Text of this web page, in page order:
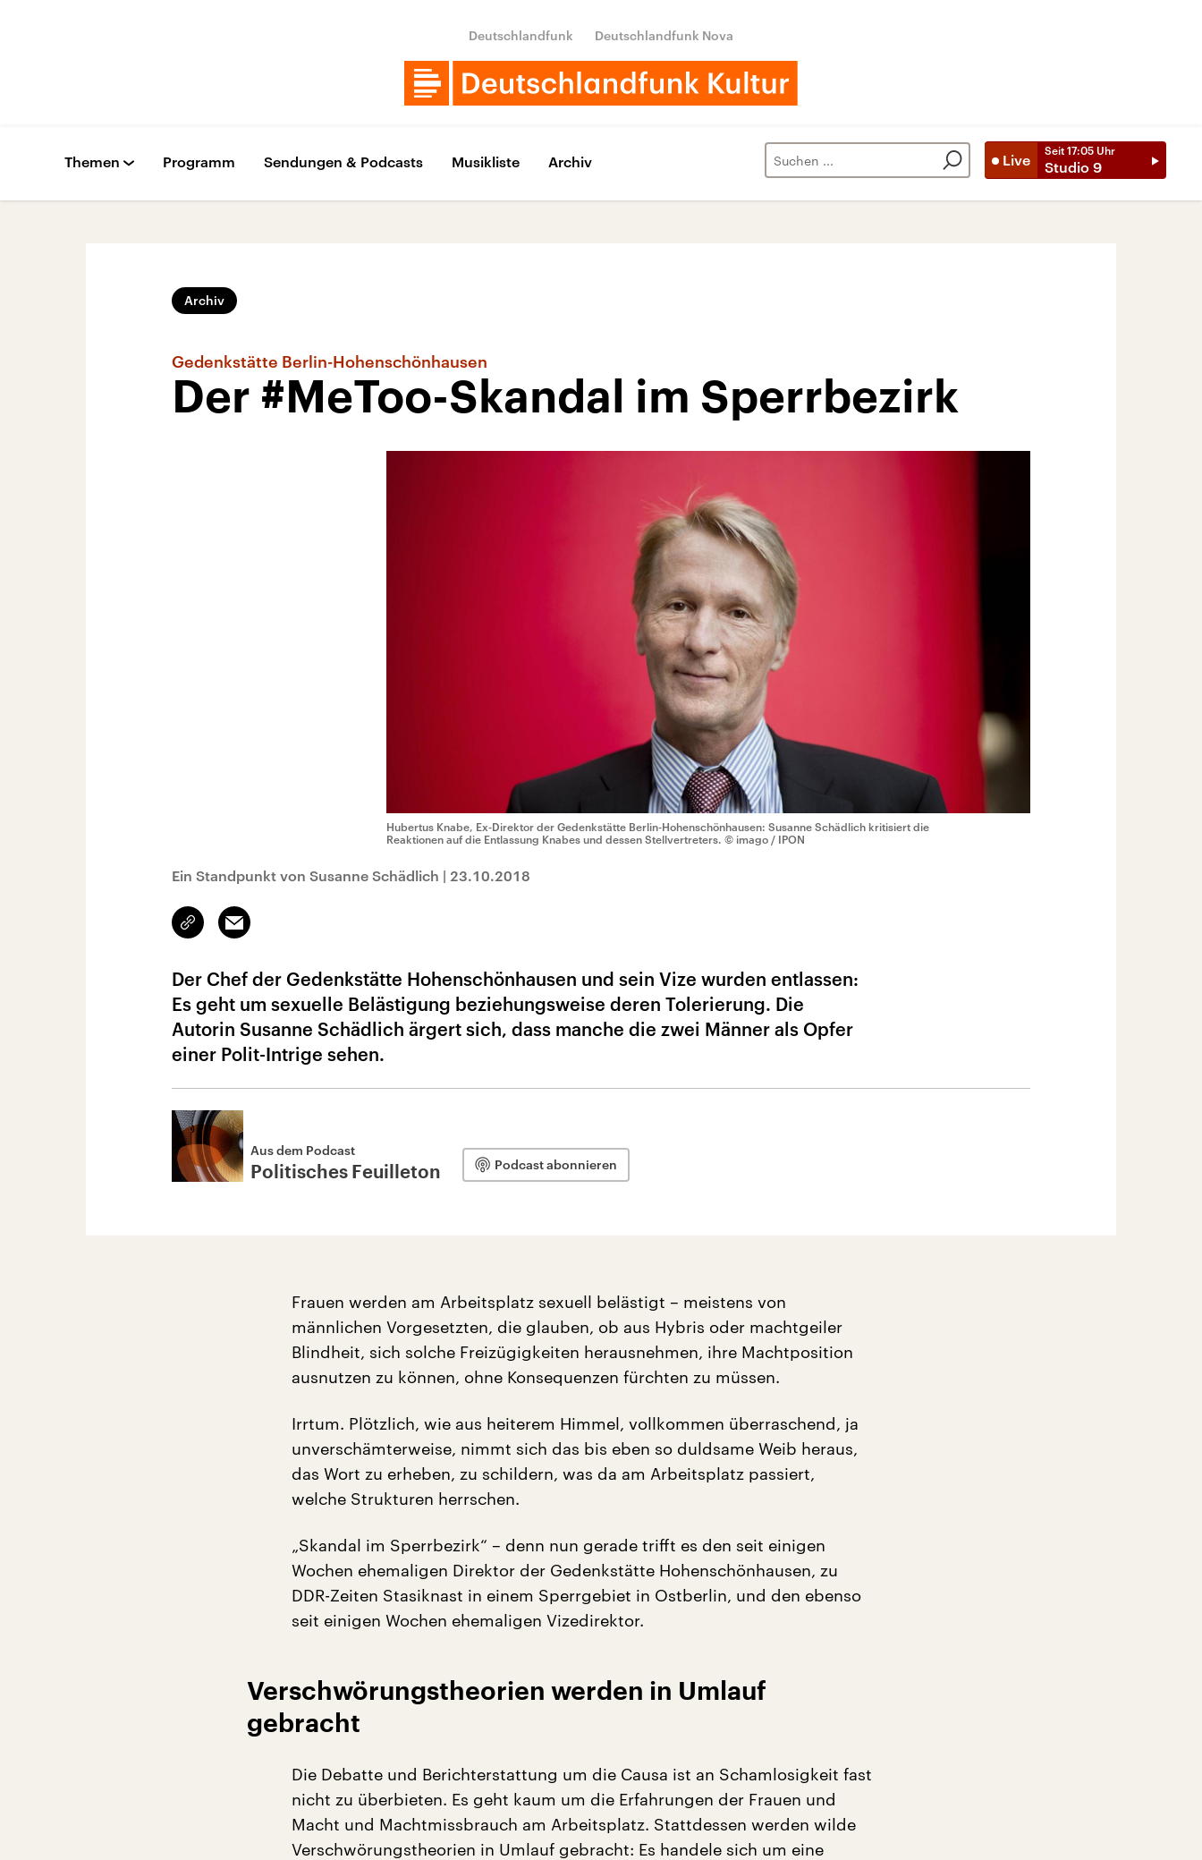
Deutschlandfunk Deutschlandfunk Nova
Live
Seit 17:05 Uhr
Studio 9
Themen Programm Sendungen & Podcasts Musikliste Archiv
Archiv
Gedenkstätte Berlin-Hohenschönhausen
Der #MeToo-Skandal im Sperrbezirk
Hubertus Knabe, Ex-Direktor der Gedenkstätte Berlin-Hohenschönhausen: Susanne Schädlich kritisiert die
Reaktionen auf die Entlassung Knabes und dessen Stellvertreters. © imago / IPON
Ein Standpunkt von Susanne Schädlich | 23.10.2018
Link
kopieren/teilen
Email
Der Chef der Gedenkstätte Hohenschönhausen und sein Vize wurden entlassen:
Es geht um sexuelle Belästigung beziehungsweise deren Tolerierung. Die
Autorin Susanne Schädlich ärgert sich, dass manche die zwei Männer als Opfer
einer Polit-Intrige sehen.
Aus dem Podcast
Politisches Feuilleton Podcast abonnieren
Frauen werden am Arbeitsplatz sexuell belästigt – meistens von
männlichen Vorgesetzten, die glauben, ob aus Hybris oder machtgeiler
Blindheit, sich solche Freizügigkeiten herausnehmen, ihre Machtposition
ausnutzen zu können, ohne Konsequenzen fürchten zu müssen.
Irrtum. Plötzlich, wie aus heiterem Himmel, vollkommen überraschend, ja
unverschämterweise, nimmt sich das bis eben so duldsame Weib heraus,
das Wort zu erheben, zu schildern, was da am Arbeitsplatz passiert,
welche Strukturen herrschen.
„Skandal im Sperrbezirk“ – denn nun gerade trifft es den seit einigen
Wochen ehemaligen Direktor der Gedenkstätte Hohenschönhausen, zu
DDR-Zeiten Stasiknast in einem Sperrgebiet in Ostberlin, und den ebenso
seit einigen Wochen ehemaligen Vizedirektor.
Verschwörungstheorien werden in Umlauf
gebracht
Die Debatte und Berichterstattung um die Causa ist an Schamlosigkeit fast
nicht zu überbieten. Es geht kaum um die Erfahrungen der Frauen und
Macht und Machtmissbrauch am Arbeitsplatz. Stattdessen werden wilde
Verschwörungstheorien in Umlauf gebracht: Es handele sich um eine